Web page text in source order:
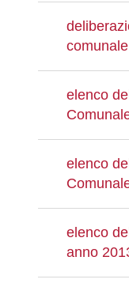
elenco
elenco
elenco
anno